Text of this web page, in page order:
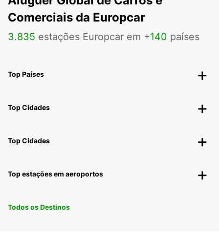
Comerciais da Europcar
3.835 estações Europcar em +140 países
Top Países
Top Cidades
Top Cidades
Top estações em aeroportos
Todos os Destinos